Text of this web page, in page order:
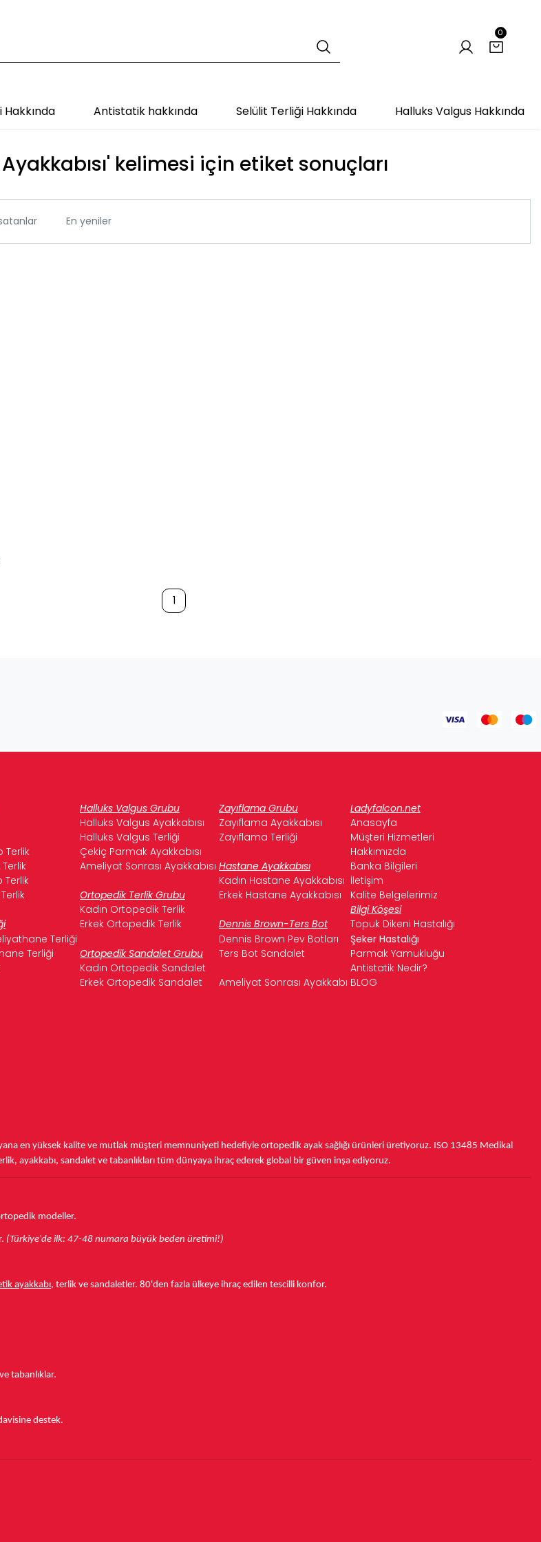
0
Antistatik hakkında Selülit Terliği Hakkında Halluks Valgus Hakkında
kelimesi için etiket sonuçları
En yeniler
1
Halluks Valgus Grubu Zayıflama Grubu
Ladyfalcon.net
Halluks Valgus Ayakkabısı Zayıflama Ayakkabısı
Anasayfa
Halluks Valgus Terliği Zayıflama Terliği
Müşteri Hizmetleri
Terlik Çekiç Parmak Ayakkabısı
Hakkımızda
Ameliyat Sonrası Ayakkabısı Hastane Ayakkabısı
Banka Bilgileri
Terlik Kadın Hastane Ayakkabısı İletişim
Ortopedik Terlik Grubu Erkek Hastane Ayakkabısı
Kalite Belgelerimiz
Kadın Ortopedik Terlik
Bilgi Köşesi
Erkek Ortopedik Terlik Dennis Brown-Ters Bot
Topuk Dikeni Hastalığı
Terliği Dennis Brown Pev Botları
Şeker Hastalığı
Terliği Ortopedik Sandalet Grubu Ters Bot Sandalet
Parmak Yamukluğu
Kadın Ortopedik Sandalet
Antistatik Nedir?
Erkek Ortopedik Sandalet Ameliyat Sonrası Ayakkabı BLOG
en yüksek kalite ve mutlak müşteri memnuniyeti hedefiyle ortopedik ayak sağlığı ürünleri üretiyoruz. ISO 13485 Medikal
ayakkabı, sandalet ve tabanlıkları tüm dünyaya ihraç ederek global bir güven inşa ediyoruz.
modeller.
(Türkiye'de ilk: 47-48 numara büyük beden üretimi!)
ayakkabı, terlik ve sandaletler. 80'den fazla ülkeye ihraç edilen tescilli konfor.
tabanlıklar.
destek.